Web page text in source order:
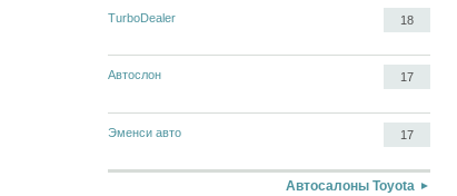
TurboDealer 18
Автослон 17
Эменси авто 17
Автосалоны Toyota